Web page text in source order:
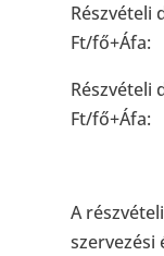
Részvételi
Ft/fő+Áfa:
Részvételi
Ft/fő+Áfa:
A
szervezési